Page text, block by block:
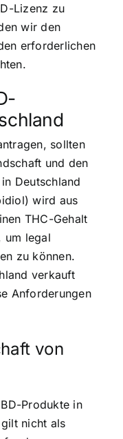
Lizenz zu
wir den
erforderlichen
sollten
und den
Deutschland
wird aus
THC-Gehalt
um legal
zu können.
verkauft
Anforderungen
von
Produkte in
nicht als